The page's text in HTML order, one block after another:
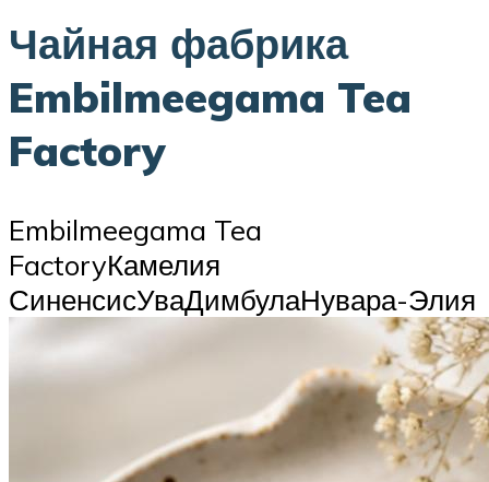
Чайная фабрика
Embilmeegama Tea
Factory
Embilmeegama Tea
FactoryКамелия
СиненсисУваДимбулаНувара-Элия